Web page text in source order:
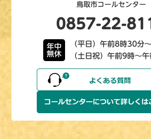
鳥取市コールセンター
0857-22-
年中
無休
（平日）午前8時30分
（土日祝）午前9時～